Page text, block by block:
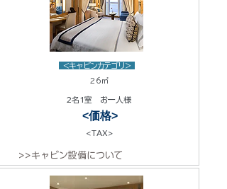
<キャビンカテゴリ>
26㎡
2名1室 お一人様
<価格>
<TAX>
>>キャビン設備について